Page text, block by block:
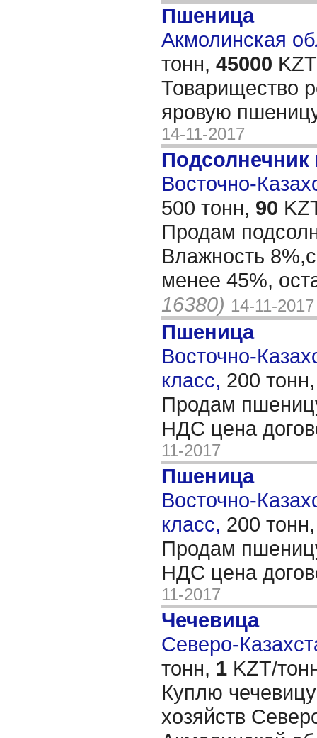
Пшеница
Акмолинская
тонн, 45000
Товарищество
яровую
14-11-2017
Восточно-
500 тонн, 90
Продам
Влажность
менее 45%,
16380) 14-11-2017
Пшеница
Восточно-
класс, 200
Продам
НДС цена
11-2017
Пшеница
Восточно-
класс, 200
Продам
НДС цена
11-2017
Чечевица
Северо-
тонн, 1 KZT/
Куплю
хозяйств